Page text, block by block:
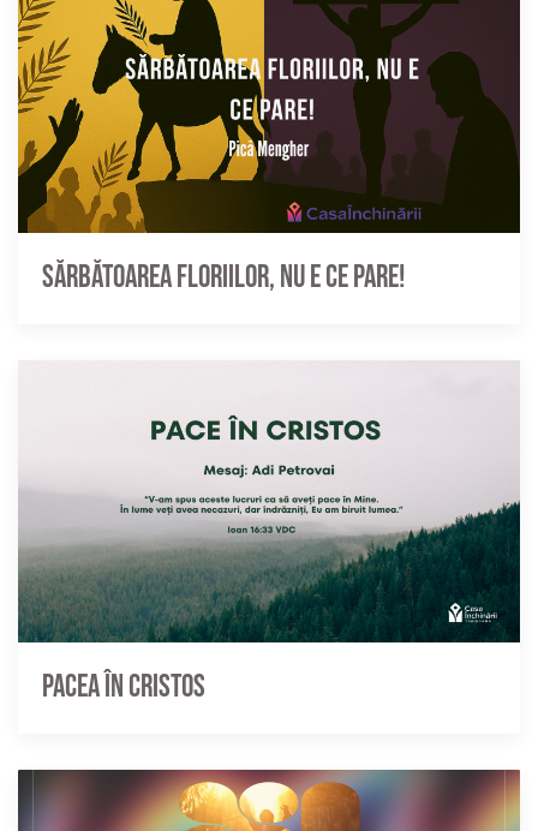
Sărbătoarea Floriilor, nu e ce pare!
Pacea în Cristos